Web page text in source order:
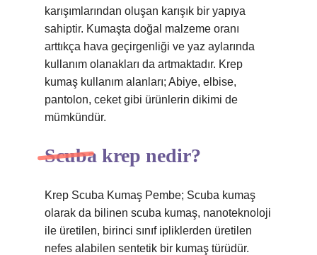
karışımlarından oluşan karışık bir yapıya
sahiptir. Kumaşta doğal malzeme oranı
arttıkça hava geçirgenliği ve yaz aylarında
kullanım olanakları da artmaktadır. Krep
kumaş kullanım alanları; Abiye, elbise,
pantolon, ceket gibi ürünlerin dikimi de
mümkündür.
Scuba krep nedir?
Krep Scuba Kumaş Pembe; Scuba kumaş
olarak da bilinen scuba kumaş, nanoteknoloji
ile üretilen, birinci sınıf ipliklerden üretilen
nefes alabilen sentetik bir kumaş türüdür.